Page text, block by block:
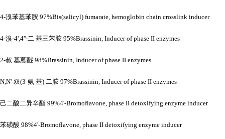
4-溴苯基苯胺 97%Bis(salicyl) fumarate, hemoglobin chain crosslink inducer
4-溴-4',4''-二 基三苯胺 95%Brassinin, Inducer of phase II enzymes
2-叔 基蒽醌 98%Brassinin, Inducer of phase II enzymes
N,N'-双(3-氨 基) 二胺 97%Brassinin, Inducer of phase II enzymes
己二酸二异辛酯 99%4'-Bromoflavone, phase II detoxifying enzyme inducer
苯磺酸 98%4'-Bromoflavone, phase II detoxifying enzyme inducer